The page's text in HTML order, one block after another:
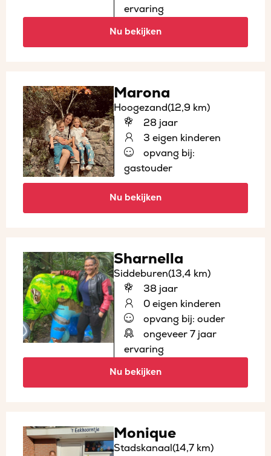
ervaring
Nu bekijken
Marona
Hoogezand(12,9 km)
28 jaar
3 eigen kinderen
opvang bij:
gastouder
Nu bekijken
Sharnella
Siddeburen(13,4 km)
38 jaar
0 eigen kinderen
opvang bij: ouder
ongeveer 7 jaar
ervaring
Nu bekijken
Monique
Stadskanaal(14,7 km)